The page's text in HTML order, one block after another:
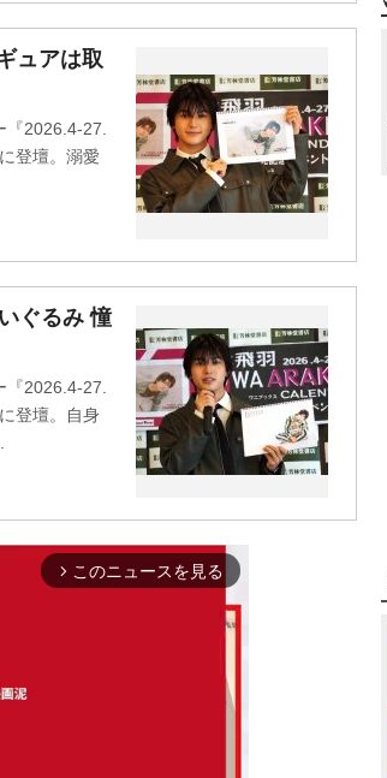
ュアは取
2026.4-27.
登壇。溺愛
ぐるみ 憧
2026.4-27.
登壇。自身
arrow_forward_ios このニュースを見る